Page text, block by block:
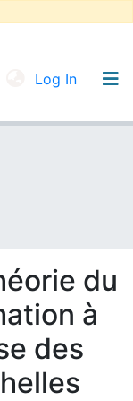
Log In
du
à
des